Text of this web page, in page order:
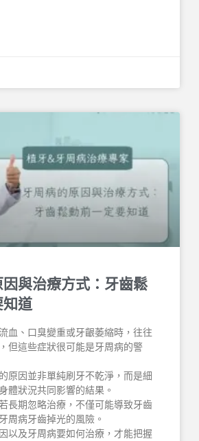
與治療方式：牙齒鬆
知道
血、口臭變重或牙齦萎縮時，往往
但這些症狀很可能是牙周病的警
原因並非單純刷牙不乾淨，而是細
體狀況共同影響的結果。
長期忽略治療，不僅可能導致牙齒
周病牙齒掉光的風險。
以及牙周病要如何治療，才能把握